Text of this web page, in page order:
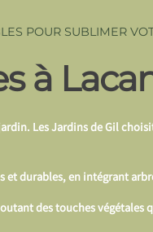
POUR SUBLIMER
à
Les Jardins de Gil
durables, en intégrant
des touches